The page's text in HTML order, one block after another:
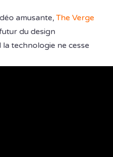
amusante,The Verge
du design
technologie ne cesse